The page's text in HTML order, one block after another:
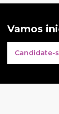
Vamos
Candidate-